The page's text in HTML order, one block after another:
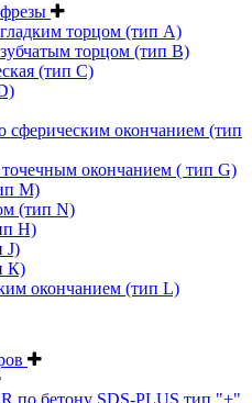
торцом (тип А)
торцом (тип В)
(тип С)
сферическим окончанием (тип
точечным окончанием ( тип G)
М)
(тип N)
H)
J)
К)
окончанием (тип L)
по бетону SDS-PLUS тип "+"